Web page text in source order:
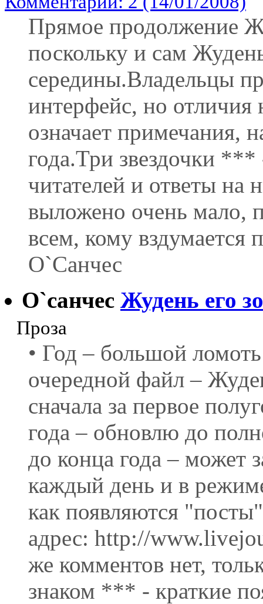
Прямое продолжение
поскольку и сам
середины.Владельцы
интерфейс, но отличия
означает примечания,
года.Три звездочки
читателей и ответы на
выложено очень мало,
всем, кому вздумается
О`Санчес
О`санчес Жудень его
Проза
• Год – большой
очередной файл –
сначала за первое
года – обновлю до
до конца года – может
каждый день и в
как появляются
адрес: http://
же комментов нет,
знаком *** - краткие